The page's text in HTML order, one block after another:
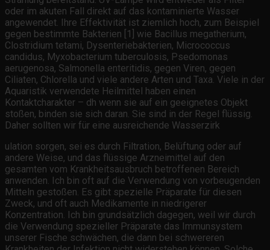
oder im akuten Fall direkt auf das kontaminierte Wasser
angewendet. Ihre Effektivität ist ziemlich hoch, zum Beispiel
gegen bestimmte Bakterien [1] wie Bacillus megatherium,
Clostridium tetami, Dysenteriebakterien, Micrococcus
candidus, Myxobacterium tuberculosis, Psedomonas
aerugenosa, Salmonella enteritidis, gegen Viren, gegen
Ciliaten, Chlorella und viele andere Arten und Taxa. Viele in der
Aquaristik verwendete Heilmittel haben einen
Kontaktcharakter – dh wenn sie auf ein geeignetes Objekt
stoßen, binden sie sich daran. Sie sind in der Regel flüssig.
Daher sollten wir für eine ausreichende Wasserzirk
ulation sorgen, sei es durch Filtration, Belüftung oder auf
andere Weise, und das flüssige Arzneimittel auf den
gesamten vom Krankheitsausbruch betroffenen Bereich
anwenden. Ich bin oft auf die Verwendung von vorbeugenden
Mitteln gestoßen. Es gibt spezielle Präparate für diesen
Zweck, und oft auch Medikamente in niedrigerer
Konzentration. Ich bin grundsätzlich dagegen, weil wir durch
die Verwendung spezieller Präparate das Immunsystem
unserer Fische schwächen, die dann bei schwereren